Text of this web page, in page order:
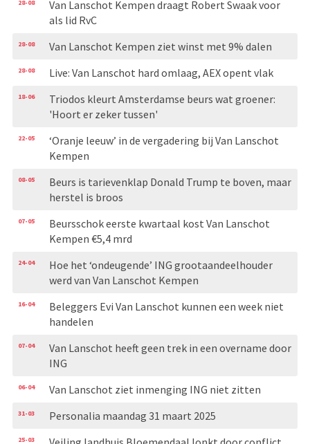
28-08
Van Lanschot Kempen draagt Robert Swaak voor
als lid RvC
28-08 Van Lanschot Kempen ziet winst met 9% dalen
28-08 Live: Van Lanschot hard omlaag, AEX opent vlak
18-06
Triodos kleurt Amsterdamse beurs wat groener:
'Hoort er zeker tussen'
22-05
‘Oranje leeuw’ in de vergadering bij Van Lanschot
Kempen
08-05
Beurs is tarievenklap Donald Trump te boven, maar
herstel is broos
07-05
Beursschok eerste kwartaal kost Van Lanschot
Kempen €5,4 mrd
24-04
Hoe het ‘ondeugende’ ING grootaandeelhouder
werd van Van Lanschot Kempen
16-04
Beleggers Evi Van Lanschot kunnen een week niet
handelen
07-04
Van Lanschot heeft geen trek in een overname door
ING
06-04 Van Lanschot ziet inmenging ING niet zitten
31-03 Personalia maandag 31 maart 2025
25-03